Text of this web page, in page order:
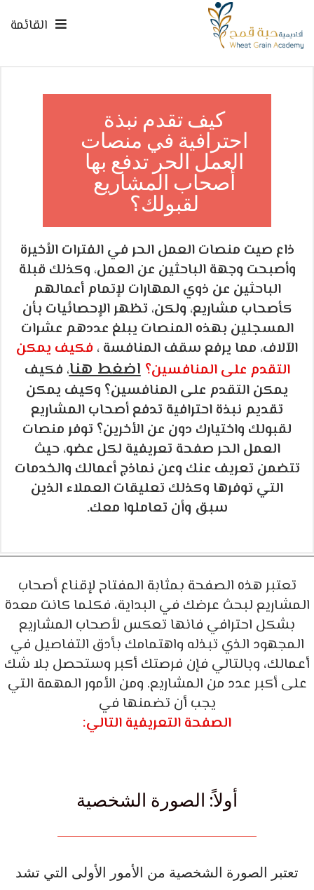
القائمة
كيف تقدم نبذة
احترافية في منصات
العمل الحر تدفع بها
أصحاب المشاريع
لقبولك؟
ذاع صيت منصات العمل الحر في الفترات الأخيرة
وأصبحت وجهة الباحثين عن العمل، وكذلك قبلة
الباحثين عن ذوي المهارات لإتمام أعمالهم
كأصحاب مشاريع، ولكن، تظهر الإحصائيات بأن
المسجلين بهذه المنصات يبلغ عددهم عشرات
الآلاف، مما يرفع سقف المنافسة ، فكيف يمكن
التقدم على المنافسين؟ اضغط هنا، فكيف
يمكن التقدم على المنافسين؟ وكيف يمكن
تقديم نبذة احترافية تدفع أصحاب المشاريع
لقبولك واختيارك دون عن الأخرين؟ توفر منصات
العمل الحر صفحة تعريفية لكل عضو، حيث
تتضمن تعريف عنك وعن نماذج أعمالك والخدمات
التي توفرها وكذلك تعليقات العملاء الذين
سبق وأن تعاملوا معك.
تعتبر هذه الصفحة بمثابة المفتاح لإقناع أصحاب
المشاريع لبحث عرضك في البداية، فكلما كانت معدة
بشكل احترافي فانها تعكس لأصحاب المشاريع
المجهود الذي تبذله واهتمامك بأدق التفاصيل في
أعمالك، وبالتالي فإن فرصتك أكبر وستحصل بلا شك
على أكبر عدد من المشاريع. ومن الأمور المهمة التي
يجب أن تضمنها في
الصفحة التعريفية التالي:
أولاً: الصورة الشخصية
تعتبر الصورة الشخصية من الأمور الأولى التي تشد